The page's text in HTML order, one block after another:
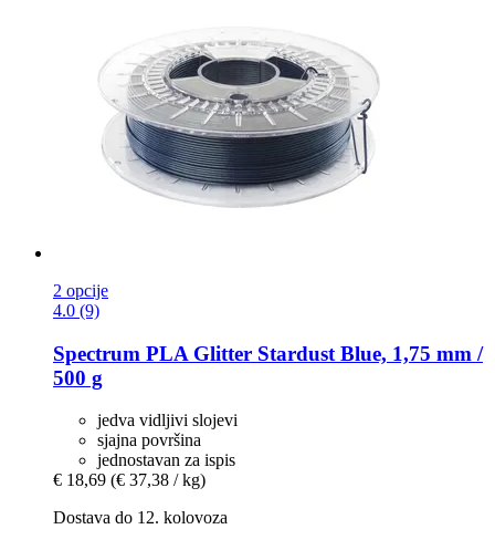
2 opcije
4.0 (9)
Spectrum PLA Glitter Stardust Blue, 1,75 mm /
500 g
jedva vidljivi slojevi
sjajna površina
jednostavan za ispis
€ 18,69 (€ 37,38 / kg)
Dostava do 12. kolovoza